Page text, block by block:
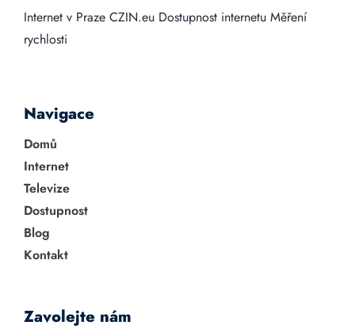
Internet v Praze CZIN.eu Dostupnost internetu Měření
rychlosti
Navigace
Domů
Internet
Televize
Dostupnost
Blog
Kontakt
Zavolejte nám